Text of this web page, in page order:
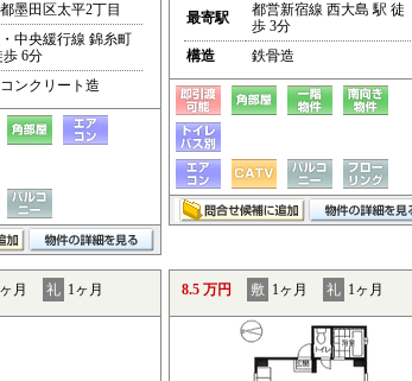
墨田区太平2丁目
中央緩行線 錦糸町
6分
ンクリート造
最寄駅
都営新宿線 西大島 駅 徒
歩 3分
構造
鉄骨造
月 礼 1ヶ月 8.5 万円 敷 1ヶ月 礼 1ヶ月